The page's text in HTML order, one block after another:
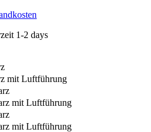
1-2 days
mit Luftführung
mit Luftführung
mit Luftführung